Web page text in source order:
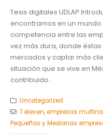
Tesis digitales UDLAP
encontramos en un
competencia entre las
vez más dura, donde
mercados y captar más
situación que se vive en
contribuido...
Uncategorized
7 eleven,empresas
Pequeñas y Medianas